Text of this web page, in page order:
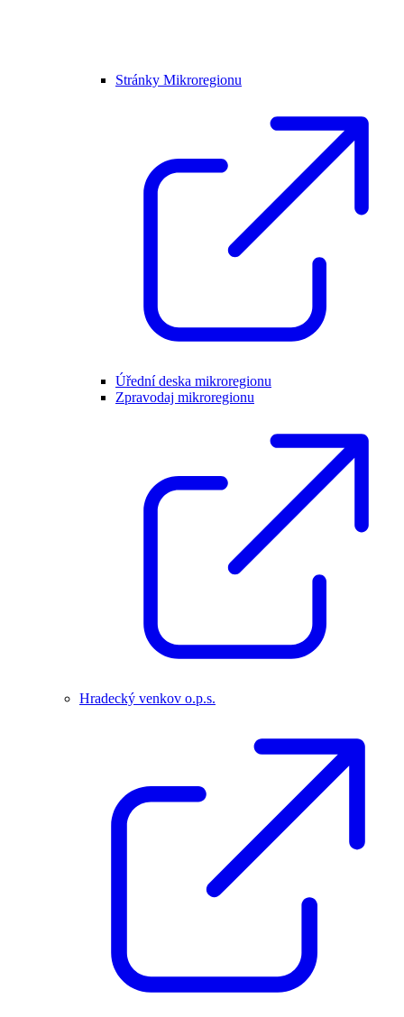
Stránky Mikroregionu
Úřední deska mikroregionu
Zpravodaj mikroregionu
Hradecký venkov o.p.s.